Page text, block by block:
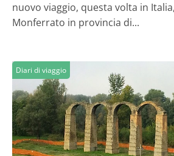
nuovo viaggio, questa volta in
Monferrato in provincia di...
Diari di viaggio